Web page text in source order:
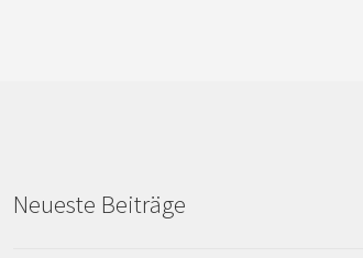
Neueste Beiträge